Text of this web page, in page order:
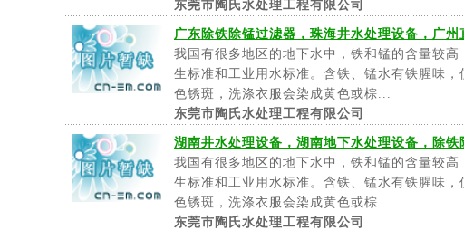
东莞市陶氏水处理工程有限公司
广东除铁除锰过滤器，珠海井水处理设备，广州
我国有很多地区的地下水中，铁和锰的含量较
生标准和工业用水标准。含铁、锰水有铁腥味
色锈斑，洗涤衣服会染成黄色或棕...
东莞市陶氏水处理工程有限公司
湖南井水处理设备，湖南地下水处理设备，除铁
我国有很多地区的地下水中，铁和锰的含量较
生标准和工业用水标准。含铁、锰水有铁腥味
色锈斑，洗涤衣服会染成黄色或棕...
东莞市陶氏水处理工程有限公司